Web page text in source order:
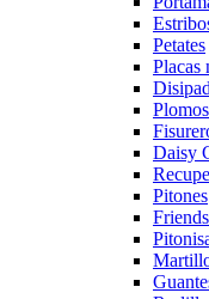
Petates
Placas
Daisy
Pitones